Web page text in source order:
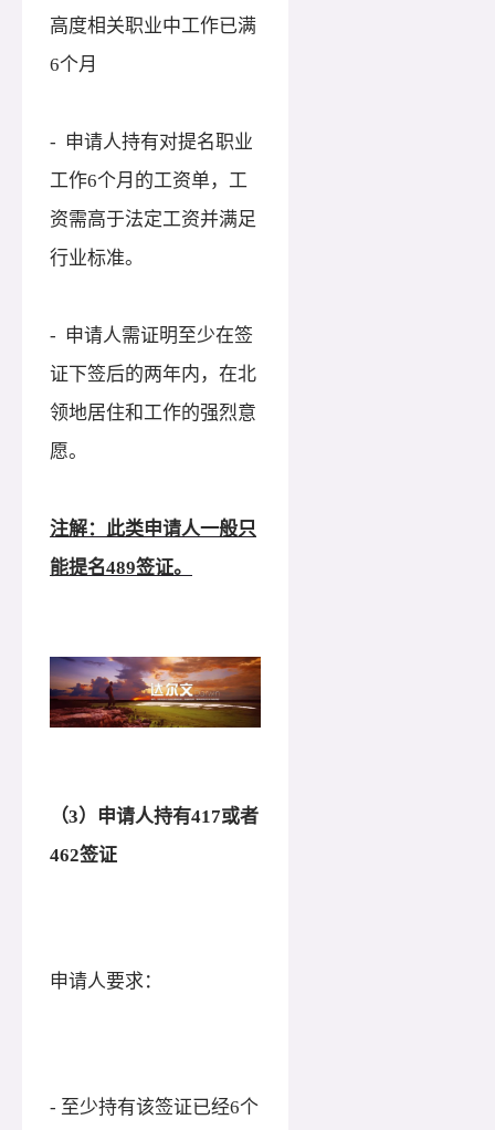
高度相关职业中工作已满
6个月
- 申请人持有对提名职业
工作6个月的工资单，工
资需高于法定工资并满足
行业标准。
- 申请人需证明至少在签
证下签后的两年内，在北
领地居住和工作的强烈意
愿。
注解：此类申请人一般只
能提名489签证。
（3）申请人持有417或者
462签证
申请人要求：
- 至少持有该签证已经6个